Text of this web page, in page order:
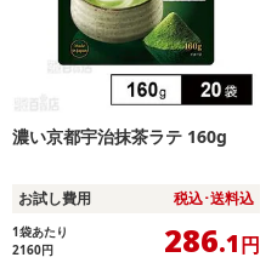
濃い京都宇治抹茶ラテ 160g
お試し費用 税込･送料込
1袋あたり
2160円 286.1円